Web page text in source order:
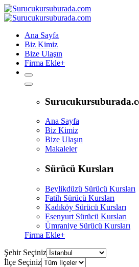
Ana Sayfa
Biz Kimiz
Bize Ulaşın
Firma Ekle+
Ana Sayfa
Biz Kimiz
Bize Ulaşın
Makaleler
Sürücü Kursları
Beylikdüzü Sürücü Kursları
Fatih Sürücü Kursları
Kadıköy Sürücü Kursları
Esenyurt Sürücü Kursları
Ümraniye Sürücü Kursları
Firma Ekle+
Şehir Seçiniz
İlçe Seçiniz